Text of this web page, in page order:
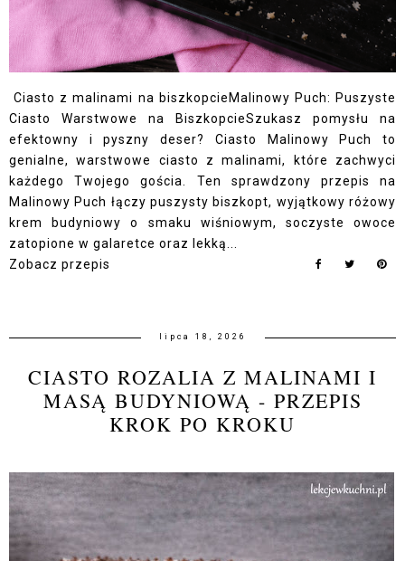
Ciasto z malinami na biszkopcieMalinowy Puch: Puszyste
Ciasto Warstwowe na BiszkopcieSzukasz pomysłu na
efektowny i pyszny deser? Ciasto Malinowy Puch to
genialne, warstwowe ciasto z malinami, które zachwyci
każdego Twojego gościa. Ten sprawdzony przepis na
Malinowy Puch łączy puszysty biszkopt, wyjątkowy różowy
krem budyniowy o smaku wiśniowym, soczyste owoce
zatopione w galaretce oraz lekką...
Zobacz przepis
lipca 18, 2026
CIASTO ROZALIA Z MALINAMI I
MASĄ BUDYNIOWĄ - PRZEPIS
KROK PO KROKU